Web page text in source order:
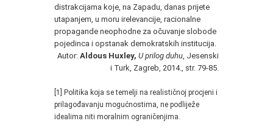
distrakcijama koje, na Zapadu, danas prijete
utapanjem, u moru irelevancije, racionalne
propagande neophodne za očuvanje slobode
pojedinca i opstanak demokratskih institucija.
Autor: Aldous Huxley, U prilog duhu , Jesenski
i Turk, Zagreb, 2014., str. 79-85.
[1] Politika koja se temelji na realističnoj procjeni i
prilagođavanju mogućnostima, ne podliježe
idealima niti moralnim ograničenjima.